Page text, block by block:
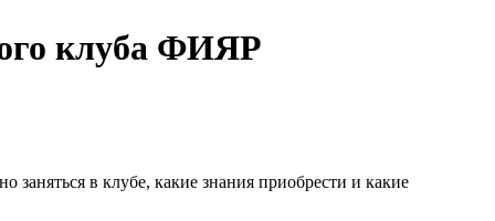
клуба ФИЯР
в клубе, какие знания приобрести и какие